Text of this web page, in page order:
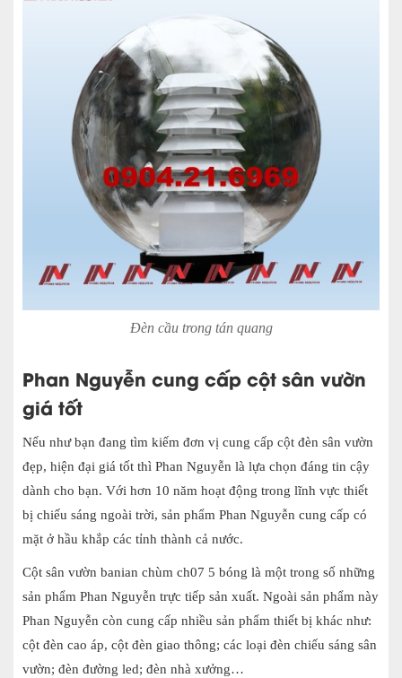
Đèn cầu trong tán quang
Phan Nguyễn cung cấp cột sân vườn
giá tốt
Nếu như bạn đang tìm kiếm đơn vị cung cấp cột đèn sân vườn
đẹp, hiện đại giá tốt thì Phan Nguyễn là lựa chọn đáng tin cậy
dành cho bạn. Với hơn 10 năm hoạt động trong lĩnh vực thiết
bị chiếu sáng ngoài trời, sản phẩm Phan Nguyễn cung cấp có
mặt ở hầu khắp các tỉnh thành cả nước.
Cột sân vườn banian chùm ch07 5 bóng là một trong số những
sản phẩm Phan Nguyễn trực tiếp sản xuất. Ngoài sản phẩm này
Phan Nguyễn còn cung cấp nhiều sản phẩm thiết bị khác như:
cột đèn cao áp, cột đèn giao thông; các loại đèn chiếu sáng sân
vườn; đèn đường led; đèn nhà xưởng…